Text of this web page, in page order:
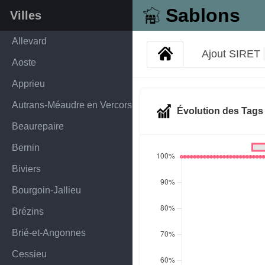
Sablons
Villes
Allevard
Aoste
Apprieu
Autrans-Méaudre en Vercors
Beaurepaire
Bernin
Biviers
Bourgoin-Jallieu
Brézins
Brié-et-Angonnes
Cessieu
Ajout SIRET
Évolution des